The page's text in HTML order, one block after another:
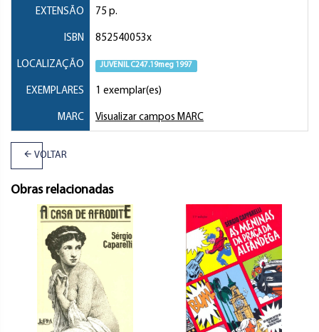
EXTENSÃO 75 p.
ISBN 852540053x
LOCALIZAÇÃO JUVENIL C247.19meg 1997
EXEMPLARES 1 exemplar(es)
MARC Visualizar campos MARC
VOLTAR
Obras relacionadas